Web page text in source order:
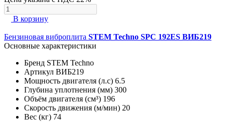
В корзину
Бензиновая виброплита STEM Techno SPC 192ES ВИБ219
Основные характеристики
Бренд STEM Techno
Артикул ВИБ219
Мощность двигателя (л.с) 6.5
Глубина уплотнения (мм) 300
Объём двигателя (см³) 196
Скорость движения (м/мин) 20
Вес (кг) 74